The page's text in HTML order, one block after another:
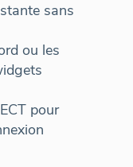
sans
ou les
pour